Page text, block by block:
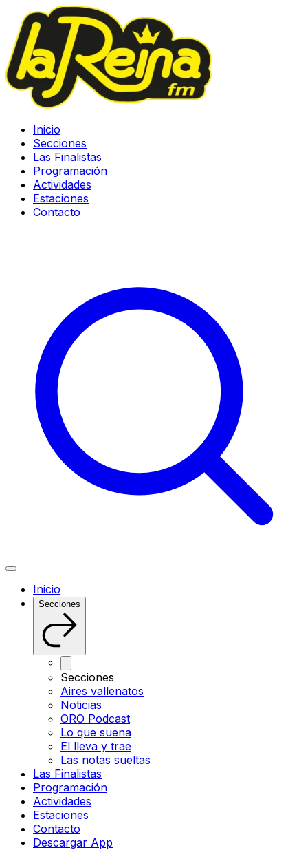
Inicio
Secciones
Las Finalistas
Programación
Actividades
Estaciones
Contacto
Inicio
Secciones
Secciones
Aires vallenatos
Noticias
ORO Podcast
Lo que suena
El lleva y trae
Las notas sueltas
Las Finalistas
Programación
Actividades
Estaciones
Contacto
Descargar App